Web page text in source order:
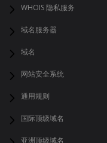
WHOIS 隐私服务
域名服务器
域名
网站安全系统
通用规则
国际顶级域名
亚洲顶级域名